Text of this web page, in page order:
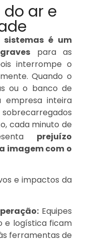
ar e
sistemas é um
para as
interrompe o
Quando o
ou o banco de
inteira
cada minuto de
prejuízo
imagem com o
e impactos da
Equipes
e logística ficam
ferramentas de